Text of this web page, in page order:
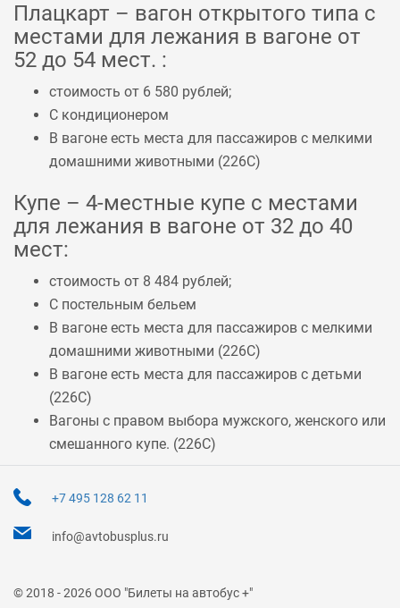
Плацкарт – вагон открытого типа с
местами для лежания в вагоне от
52 до 54 мест. :
стоимость от 6 580 рублей;
С кондиционером
В вагоне есть места для пассажиров с мелкими
домашними животными (226С)
Купе – 4-местные купе с местами
для лежания в вагоне от 32 до 40
мест:
стоимость от 8 484 рублей;
С постельным бельем
В вагоне есть места для пассажиров с мелкими
домашними животными (226С)
В вагоне есть места для пассажиров с детьми
(226С)
Вагоны с правом выбора мужского, женского или
смешанного купе. (226С)
+7 495 128 62 11
info@avtobusplus.ru
© 2018 - 2026 ООО "Билеты на автобус +"